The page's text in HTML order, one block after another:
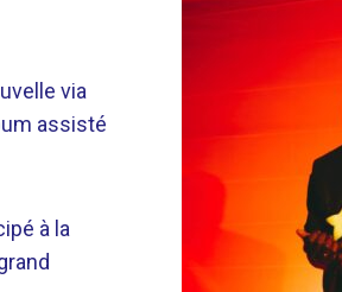
via
assisté
à la